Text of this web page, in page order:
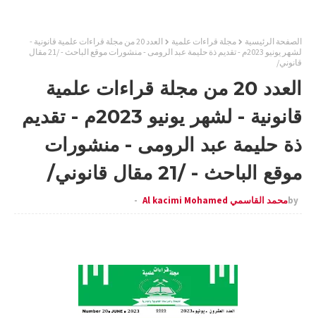
الصفحة الرئيسية مجلة قراءات علمية
العدد 20 من مجلة قراءات علمية قانونية -
لشهر يونيو 2023م - تقديم ذة حليمة عبد الرومى - منشورات موقع الباحث - /21 مقال
قانوني/
العدد 20 من مجلة قراءات علمية
قانونية - لشهر يونيو 2023م - تقديم
ذة حليمة عبد الرومى - منشورات
موقع الباحث - /21 مقال قانوني/
byمحمد القاسمي Al kacimi Mohamed